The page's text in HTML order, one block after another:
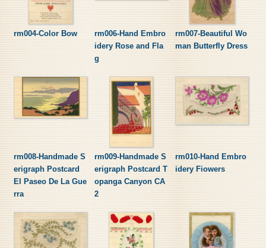
rm004-Color Bow
rm006-Hand Embro
idery Rose and Fla
g
rm007-Beautiful Wo
man Butterfly Dress
rm008-Handmade S
erigraph Postcard
El Paseo De La Gue
rra
rm009-Handmade S
erigraph Postcard T
opanga Canyon CA
2
rm010-Hand Embro
idery Fiowers